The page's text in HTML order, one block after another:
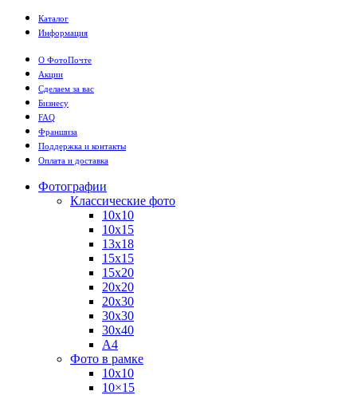
Каталог
Информация
О ФотоПочте
Акции
Сделаем за вас
Бизнесу
FAQ
Франшиза
Поддержка и контакты
Оплата и доставка
Фотографии
Классические фото
10х10
10х15
13х18
15х15
15х20
20х20
20х30
30х30
30х40
А4
Фото в рамке
10х10
10×15